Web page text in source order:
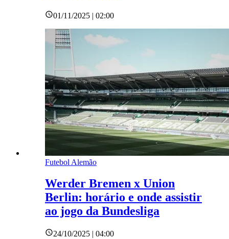
01/11/2025 | 02:00
Futebol Alemão
Werder Bremen x Union
Berlin: horário e onde assistir
ao jogo da Bundesliga
24/10/2025 | 04:00